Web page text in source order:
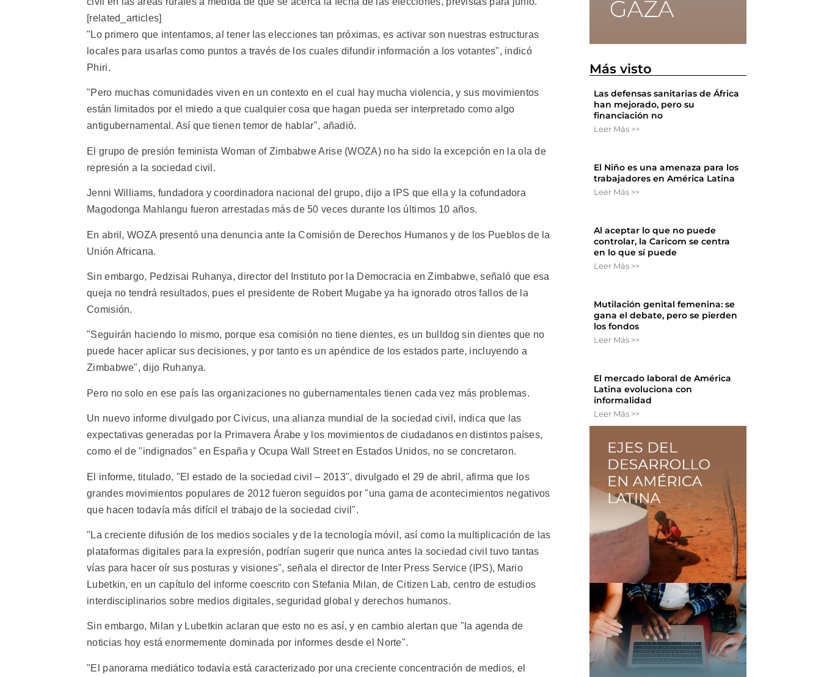
[related_articles]
"Lo primero que intentamos, al tener las elecciones tan próximas, es activar son nuestras estructuras
locales para usarlas como puntos a través de los cuales difundir información a los votantes", indicó
Phiri.
"Pero muchas comunidades viven en un contexto en el cual hay mucha violencia, y sus movimientos
están limitados por el miedo a que cualquier cosa que hagan pueda ser interpretado como algo
antigubernamental. Así que tienen temor de hablar", añadió.
El grupo de presión feminista Woman of Zimbabwe Arise (WOZA) no ha sido la excepción en la ola de
represión a la sociedad civil.
Jenni Williams, fundadora y coordinadora nacional del grupo, dijo a IPS que ella y la cofundadora
Magodonga Mahlangu fueron arrestadas más de 50 veces durante los últimos 10 años.
En abril, WOZA presentó una denuncia ante la Comisión de Derechos Humanos y de los Pueblos de la
Unión Africana.
Sin embargo, Pedzisai Ruhanya, director del Instituto por la Democracia en Zimbabwe, señaló que esa
queja no tendrá resultados, pues el presidente de Robert Mugabe ya ha ignorado otros fallos de la
Comisión.
"Seguirán haciendo lo mismo, porque esa comisión no tiene dientes, es un bulldog sin dientes que no
puede hacer aplicar sus decisiones, y por tanto es un apéndice de los estados parte, incluyendo a
Zimbabwe", dijo Ruhanya.
Pero no solo en ese país las organizaciones no gubernamentales tienen cada vez más problemas.
Un nuevo informe divulgado por Civicus, una alianza mundial de la sociedad civil, indica que las
expectativas generadas por la Primavera Árabe y los movimientos de ciudadanos en distintos países,
como el de "indignados" en España y Ocupa Wall Street en Estados Unidos, no se concretaron.
El informe, titulado, "El estado de la sociedad civil – 2013", divulgado el 29 de abril, afirma que los
grandes movimientos populares de 2012 fueron seguidos por "una gama de acontecimientos negativos
que hacen todavía más difícil el trabajo de la sociedad civil".
"La creciente difusión de los medios sociales y de la tecnología móvil, así como la multiplicación de las
plataformas digitales para la expresión, podrían sugerir que nunca antes la sociedad civil tuvo tantas
vías para hacer oír sus posturas y visiones", señala el director de Inter Press Service (IPS), Mario
Lubetkin, en un capítulo del informe coescrito con Stefania Milan, de Citizen Lab, centro de estudios
interdisciplinarios sobre medios digitales, seguridad global y derechos humanos.
Sin embargo, Milan y Lubetkin aclaran que esto no es así, y en cambio alertan que "la agenda de
noticias hoy está enormemente dominada por informes desde el Norte".
"El panorama mediático todavía está caracterizado por una creciente concentración de medios, el
Más visto
Las defensas sanitarias de África
han mejorado, pero su
financiación no
Leer Más >>
El Niño es una amenaza para los
trabajadores en América Latina
Leer Más >>
Al aceptar lo que no puede
controlar, la Caricom se centra
en lo que sí puede
Leer Más >>
Mutilación genital femenina: se
gana el debate, pero se pierden
los fondos
Leer Más >>
El mercado laboral de América
Latina evoluciona con
informalidad
Leer Más >>